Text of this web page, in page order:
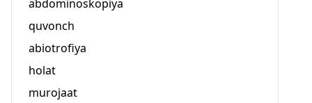
abdominoskopiya
quvonch
abiotrofiya
holat
murojaat